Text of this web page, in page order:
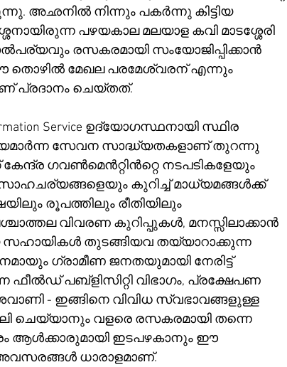
അഛനിൽ നിന്നും പകർന്നു കിട്ടിയ
പഴയകാല മലയാള കവി മാടശ്ശേരി
രസകരമായി സംയോജിപ്പിക്കാൻ
മേഖല പരമേശ്വരന് എന്നും
പ്രദാനം ചെയ്തത്.
Service ഉദ്യോഗസ്ഥനായി സ്ഥിര
സേവന സാദ്ധ്യതകളാണ് തുറന്നു
ഗവൺമെൻറ്റിൻറ്റെ നടപടികളേയും
കുറിച്ച് മാധ്യമങ്ങൾക്ക്
രൂപത്തിലും രീതിയിലും
വിവരണ കുറിപ്പുകൾ, മനസ്സിലാക്കാൻ
തുടങ്ങിയവ തയ്യാറാക്കുന്ന
ഗ്രാമീണ ജനതയുമായി നേരിട്ട്
പബ്ളിസിറ്റി വിഭാഗം, പ്രക്ഷേപണ
- ഇങ്ങിനെ വിവിധ സ്വഭാവങ്ങളുള്ള
ചെയ്യാനും വളരെ രസകരമായി തന്നെ
ആൾക്കാരുമായി ഇടപഴകാനും ഈ
ധാരാളമാണ്.